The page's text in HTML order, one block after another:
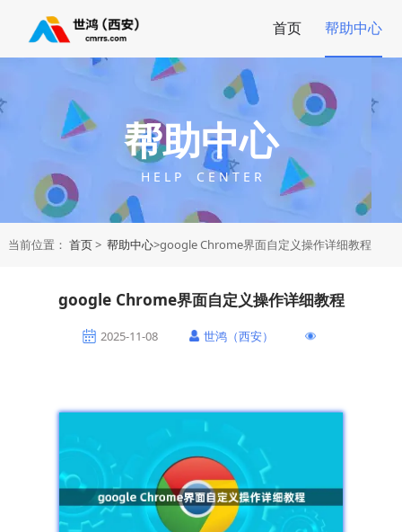
首页 帮助中心
帮助中心
H E L P C E N T E R
当前位置： 首页> 帮助中心>google Chrome界面自定义操作详细教程
google Chrome界面自定义操作详细教程
2025-11-08 世鸿（西安）